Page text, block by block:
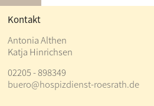
Kontakt
Antonia Althen
Katja Hinrichsen
02205 - 898349
buero@hospizdienst-roesrath.de
Antonia Althen
Katja Hinrichsen
≡